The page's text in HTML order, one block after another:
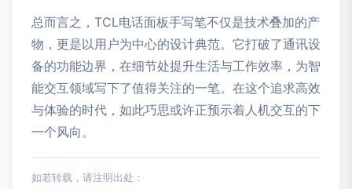
总而言之，TCL电话面板手写笔不仅是技术叠加的产
物，更是以用户为中心的设计典范。它打破了通讯设
备的功能边界，在细节处提升生活与工作效率，为智
能交互领域写下了值得关注的一笔。在这个追求高效
与体验的时代，如此巧思或许正预示着人机交互的下
一个风向。
如若转载，请注明出处：